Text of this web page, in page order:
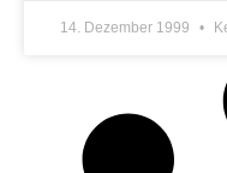
14. Dezember 1999